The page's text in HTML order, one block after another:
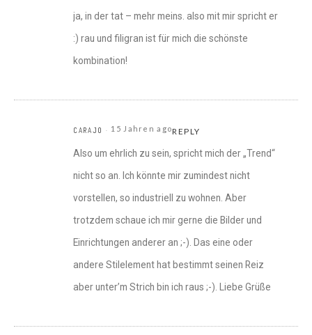
ja, in der tat – mehr meins. also mit mir spricht er
:) rau und filigran ist für mich die schönste
kombination!
CARAJO 15 Jahren agoREPLY
Also um ehrlich zu sein, spricht mich der „Trend“
nicht so an. Ich könnte mir zumindest nicht
vorstellen, so industriell zu wohnen. Aber
trotzdem schaue ich mir gerne die Bilder und
Einrichtungen anderer an ;-). Das eine oder
andere Stilelement hat bestimmt seinen Reiz
aber unter’m Strich bin ich raus ;-). Liebe Grüße